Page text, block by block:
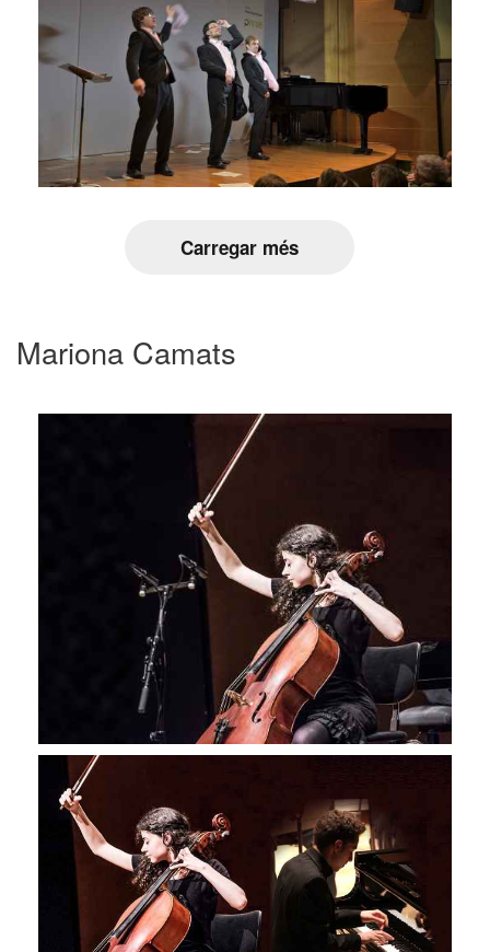
Carregar més
Mariona Camats